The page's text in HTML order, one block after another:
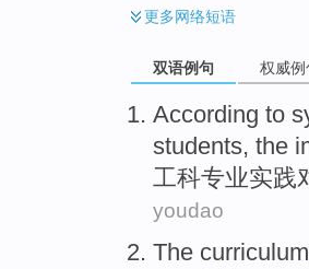
更多网络短语
双语例句 权威例
According to
students, the
工科专业实践
youdao
The